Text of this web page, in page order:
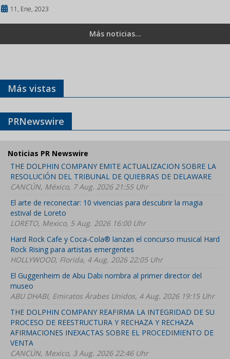
11, Ene, 2023
Más noticias...
Más vistas
PRNewswire
Noticias PR Newswire
THE DOLPHIN COMPANY EMITE ACTUALIZACION SOBRE LA
RESOLUCIÓN DEL TRIBUNAL DE QUIEBRAS DE DELAWARE
CANCÚN, México, 7 Aug. 2026 21:55 Uhr
El arte de reconectar: 10 vivencias para descubrir la magia
estival de Loreto
LORETO, Mexico, 5 Aug. 2026 16:00 Uhr
Hard Rock Cafe y Coca-Cola® lanzan el concurso musical Hard
Rock Rising para artistas emergentes
HOLLYWOOD, Florida, 4 Aug. 2026 22:05 Uhr
El Guggenheim de Abu Dabi nombra al primer director del
museo
ABU DHABI, Emiratos Árabes Unidos, 4 Aug. 2026 19:15 Uhr
THE DOLPHIN COMPANY REAFIRMA LA INTEGRIDAD DE SU
PROCESO DE REESTRUCTURA Y RECHAZA Y RECHAZA
AFIRMACIONES INEXACTAS SOBRE EL PROCEDIMIENTO DE
VENTA
CANCÚN, Mexico, 3 Aug. 2026 22:46 Uhr